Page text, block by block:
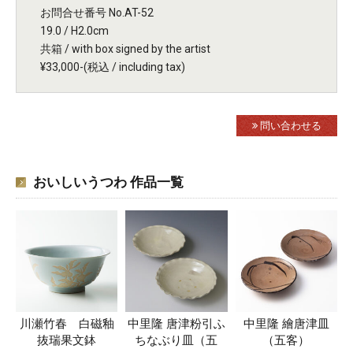
お問合せ番号 No.AT-52
19.0 / H2.0cm
共箱 / with box signed by the artist
¥33,000-(税込 / including tax)
問い合わせる
おいしいうつわ 作品一覧
川瀬竹春 白磁釉
抜瑞果文鉢
中里隆 唐津粉引ふ
ちなぶり皿（五
中里隆 繪唐津皿
（五客）